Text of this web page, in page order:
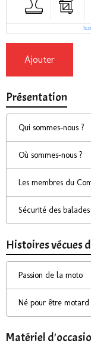
Ajouter
Présentation
Qui sommes-nous ?
Où sommes-nous ?
Les membres du
Sécurité des balades
Histoires vécues
Passion de la moto
Né pour être motard
Matériel